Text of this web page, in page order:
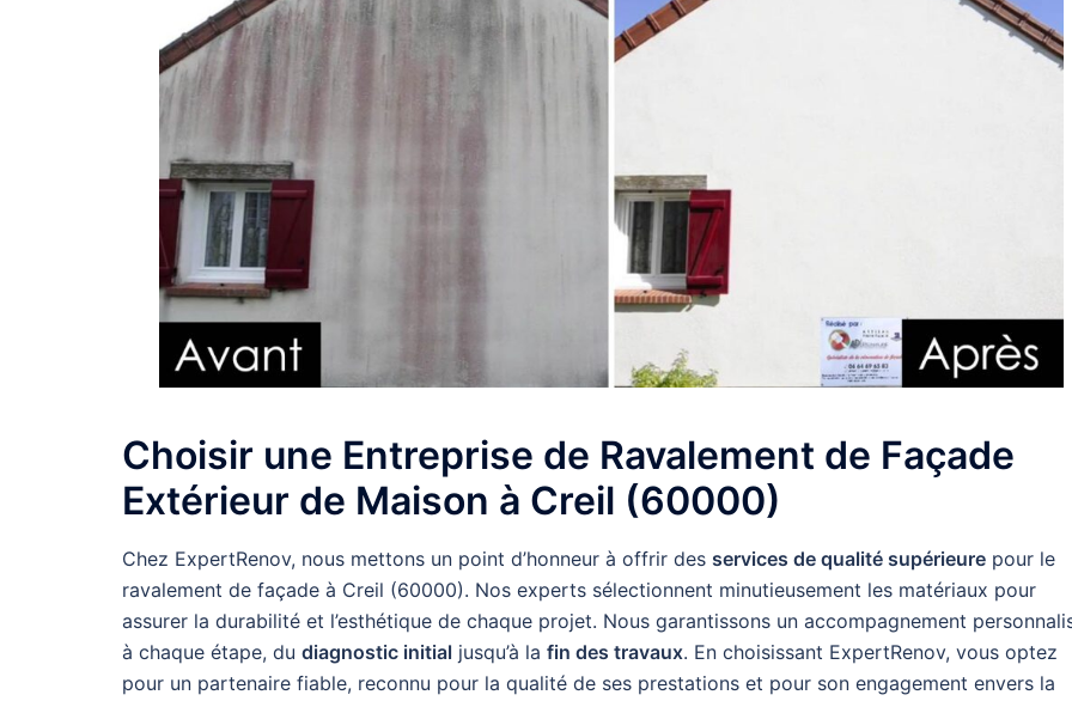
Choisir une Entreprise de Ravalement de Façade
Extérieur de Maison à Creil (60000)
Chez ExpertRenov, nous mettons un point d’honneur à offrir des services de qualité supérieure pour le
ravalement de façade à Creil (60000). Nos experts sélectionnent minutieusement les matériaux pour
assurer la durabilité et l’esthétique de chaque projet. Nous garantissons un accompagnement
à chaque étape, du diagnostic initial jusqu’à la fin des travaux. En choisissant ExpertRenov, vous optez
pour un partenaire fiable, reconnu pour la qualité de ses prestations et pour son engagement envers la